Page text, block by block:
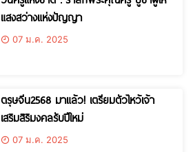
แสงสว่างแห่งปัญญา
07 ม.ค. 2025
ตรุษจีน2568 มาแล้ว! เตรียมตัวไหว้เจ้า
เสริมสิริมงคลรับปีใหม่
07 ม.ค. 2025